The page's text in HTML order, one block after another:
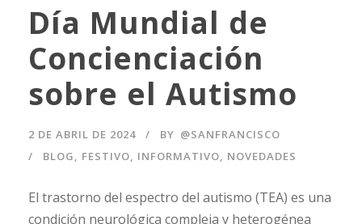
Día Mundial de
Concienciación
sobre el Autismo
2 DE ABRIL DE 2024 BY @SANFRANCISCO
BLOG, FESTIVO, INFORMATIVO, NOVEDADES
El trastorno del espectro del autismo (TEA) es una
condición neurológica compleja y heterogénea